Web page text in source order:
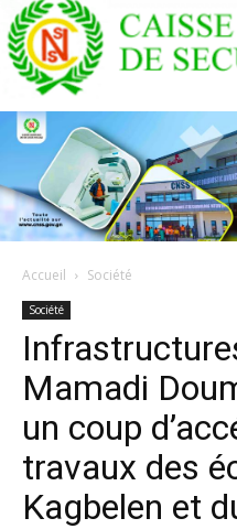
Accueil Société
Société
Mamadi
un coup
travaux des
Kagbelen et